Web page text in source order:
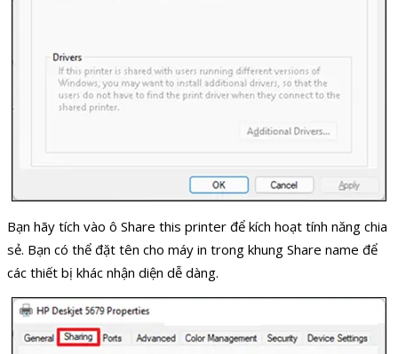
Bạn hãy tích vào ô Share this printer để kích hoạt tính năng chia
sẻ. Bạn có thể đặt tên cho máy in trong khung Share name để
các thiết bị khác nhận diện dễ dàng.